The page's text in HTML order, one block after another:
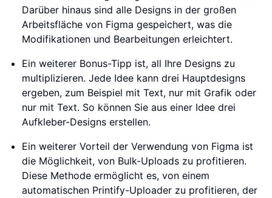
Darüber hinaus sind alle Designs in der großen
Arbeitsfläche von Figma gespeichert, was die
Modifikationen und Bearbeitungen erleichtert.
Ein weiterer Bonus-Tipp ist, all Ihre Designs zu
multiplizieren. Jede Idee kann drei Hauptdesigns
ergeben, zum Beispiel mit Text, nur mit Grafik oder
nur mit Text. So können Sie aus einer Idee drei
Aufkleber-Designs erstellen.
Ein weiterer Vorteil der Verwendung von Figma ist
die Möglichkeit, von Bulk-Uploads zu profitieren.
Diese Methode ermöglicht es, von einem
automatischen Printify-Uploader zu profitieren, der